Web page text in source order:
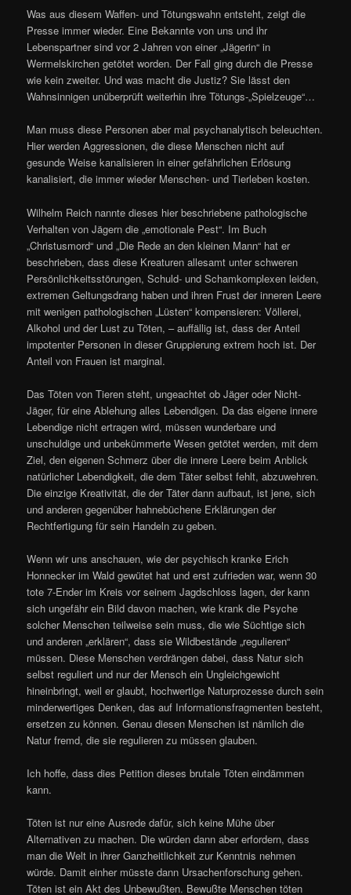
Was aus diesem Waffen- und Tötungswahn entsteht, zeigt die
Presse immer wieder. Eine Bekannte von uns und ihr
Lebenspartner sind vor 2 Jahren von einer „Jägerin“ in
Wermelskirchen getötet worden. Der Fall ging durch die Presse
wie kein zweiter. Und was macht die Justiz? Sie lässt den
Wahnsinnigen unüberprüft weiterhin ihre Tötungs-„Spielzeuge“…
Man muss diese Personen aber mal psychanalytisch beleuchten.
Hier werden Aggressionen, die diese Menschen nicht auf
gesunde Weise kanalisieren in einer gefährlichen Erlösung
kanalisiert, die immer wieder Menschen- und Tierleben kosten.
Wilhelm Reich nannte dieses hier beschriebene pathologische
Verhalten von Jägern die „emotionale Pest“. Im Buch
„Christusmord“ und „Die Rede an den kleinen Mann“ hat er
beschrieben, dass diese Kreaturen allesamt unter schweren
Persönlichkeitsstörungen, Schuld- und Schamkomplexen leiden,
extremen Geltungsdrang haben und ihren Frust der inneren Leere
mit wenigen pathologischen „Lüsten“ kompensieren: Völlerei,
Alkohol und der Lust zu Töten, – auffällig ist, dass der Anteil
impotenter Personen in dieser Gruppierung extrem hoch ist. Der
Anteil von Frauen ist marginal.
Das Töten von Tieren steht, ungeachtet ob Jäger oder Nicht-
Jäger, für eine Ablehung alles Lebendigen. Da das eigene innere
Lebendige nicht ertragen wird, müssen wunderbare und
unschuldige und unbekümmerte Wesen getötet werden, mit dem
Ziel, den eigenen Schmerz über die innere Leere beim Anblick
natürlicher Lebendigkeit, die dem Täter selbst fehlt, abzuwehren.
Die einzige Kreativität, die der Täter dann aufbaut, ist jene, sich
und anderen gegenüber hahnebüchene Erklärungen der
Rechtfertigung für sein Handeln zu geben.
Wenn wir uns anschauen, wie der psychisch kranke Erich
Honnecker im Wald gewütet hat und erst zufrieden war, wenn 30
tote 7-Ender im Kreis vor seinem Jagdschloss lagen, der kann
sich ungefähr ein Bild davon machen, wie krank die Psyche
solcher Menschen teilweise sein muss, die wie Süchtige sich
und anderen „erklären“, dass sie Wildbestände „regulieren“
müssen. Diese Menschen verdrängen dabei, dass Natur sich
selbst reguliert und nur der Mensch ein Ungleichgewicht
hineinbringt, weil er glaubt, hochwertige Naturprozesse durch sein
minderwertiges Denken, das auf Informationsfragmenten besteht,
ersetzen zu können. Genau diesen Menschen ist nämlich die
Natur fremd, die sie regulieren zu müssen glauben.
Ich hoffe, dass dies Petition dieses brutale Töten eindämmen
kann.
Töten ist nur eine Ausrede dafür, sich keine Mühe über
Alternativen zu machen. Die würden dann aber erfordern, dass
man die Welt in ihrer Ganzheitlichkeit zur Kenntnis nehmen
würde. Damit einher müsste dann Ursachenforschung gehen.
Töten ist ein Akt des Unbewußten. Bewußte Menschen töten